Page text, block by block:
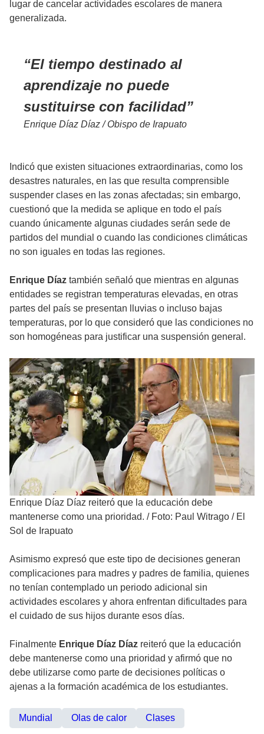
lugar de cancelar actividades escolares de manera
generalizada.
El tiempo destinado al
aprendizaje no puede
sustituirse con facilidad
Enrique Díaz Díaz / Obispo de Irapuato
Indicó que existen situaciones extraordinarias, como los
desastres naturales, en las que resulta comprensible
suspender clases en las zonas afectadas; sin embargo,
cuestionó que la medida se aplique en todo el país
cuando únicamente algunas ciudades serán sede de
partidos del mundial o cuando las condiciones climáticas
no son iguales en todas las regiones.
Enrique Díaz también señaló que mientras en algunas
entidades se registran temperaturas elevadas, en otras
partes del país se presentan lluvias o incluso bajas
temperaturas, por lo que consideró que las condiciones no
son homogéneas para justificar una suspensión general.
Enrique Díaz Díaz reiteró que la educación debe
mantenerse como una prioridad. / Foto: Paul Witrago / El
Sol de Irapuato
Asimismo expresó que este tipo de decisiones generan
complicaciones para madres y padres de familia, quienes
no tenían contemplado un periodo adicional sin
actividades escolares y ahora enfrentan dificultades para
el cuidado de sus hijos durante esos días.
Finalmente Enrique Díaz Díaz reiteró que la educación
debe mantenerse como una prioridad y afirmó que no
debe utilizarse como parte de decisiones políticas o
ajenas a la formación académica de los estudiantes.
Mundial Olas de calor Clases